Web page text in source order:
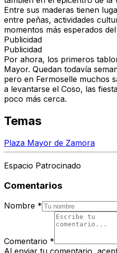
Entre sus maderas tienen
entre peñas, actividades
momentos más esperados
Publicidad
Publicidad
Por ahora, los primeros
Mayor. Quedan todavía
pero en Fermoselle muchos
a levantarse el Coso, las
poco más cerca.
Temas
Plaza Mayor de Zamora
Espacio Patrocinado
Comentarios
Nombre *
Comentario *
Al enviar tu comentario,